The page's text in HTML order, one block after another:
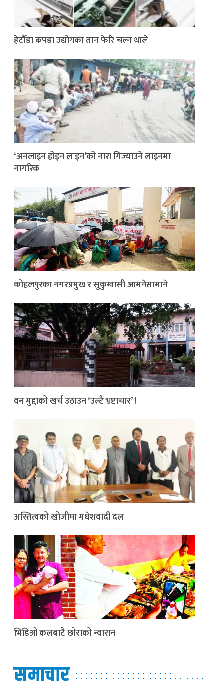
हेटौँडा कपडा उद्योगका तान फेरि चल्न थाले
‘अनलाइन होइन लाइन’को नारा गिज्याउने लाइनमा
नागरिक
कोहलपुरका नगरप्रमुख र सुकुम्वासी आमनेसामाने
वन मुद्दाको खर्च उठाउन ‘उल्टै भ्रष्टाचार’ !
अस्तित्वको खोजीमा मधेशवादी दल
भिडिओ कलबाटै छोराको न्वारान
समाचार